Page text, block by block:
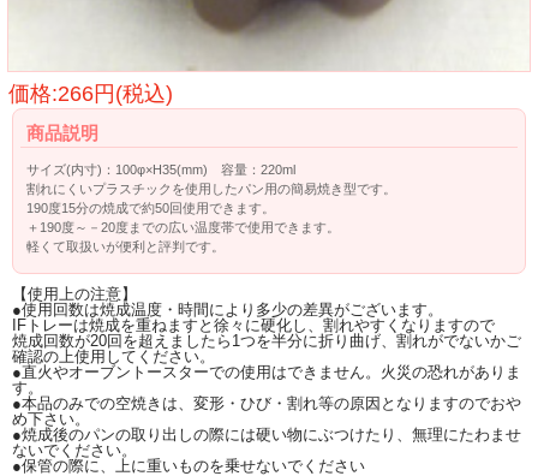
価格:266円(税込)
商品説明
サイズ(内寸)：100φ×H35(mm) 容量：220ml
割れにくいプラスチックを使用したパン用の簡易焼き型です。
190度15分の焼成で約50回使用できます。
＋190度～－20度までの広い温度帯で使用できます。
軽くて取扱いが便利と評判です。
【使用上の注意】
●使用回数は焼成温度・時間により多少の差異がございます。
IFトレーは焼成を重ねますと徐々に硬化し、割れやすくなりますので
焼成回数が20回を超えましたら1つを半分に折り曲げ、割れがでないかご
確認の上使用してください。
●直火やオーブントースターでの使用はできません。火災の恐れがありま
す。
●本品のみでの空焼きは、変形・ひび・割れ等の原因となりますのでおや
め下さい。
●焼成後のパンの取り出しの際には硬い物にぶつけたり、無理にたわませ
ないでください。
●保管の際に、上に重いものを乗せないでください